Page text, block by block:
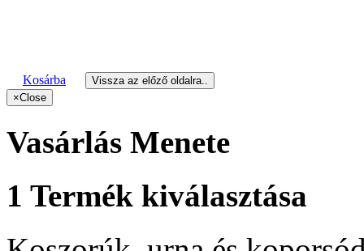
Kosárba
Vissza az előző oldalra..
×Close
Vasárlás Menete
1 Termék kiválasztása